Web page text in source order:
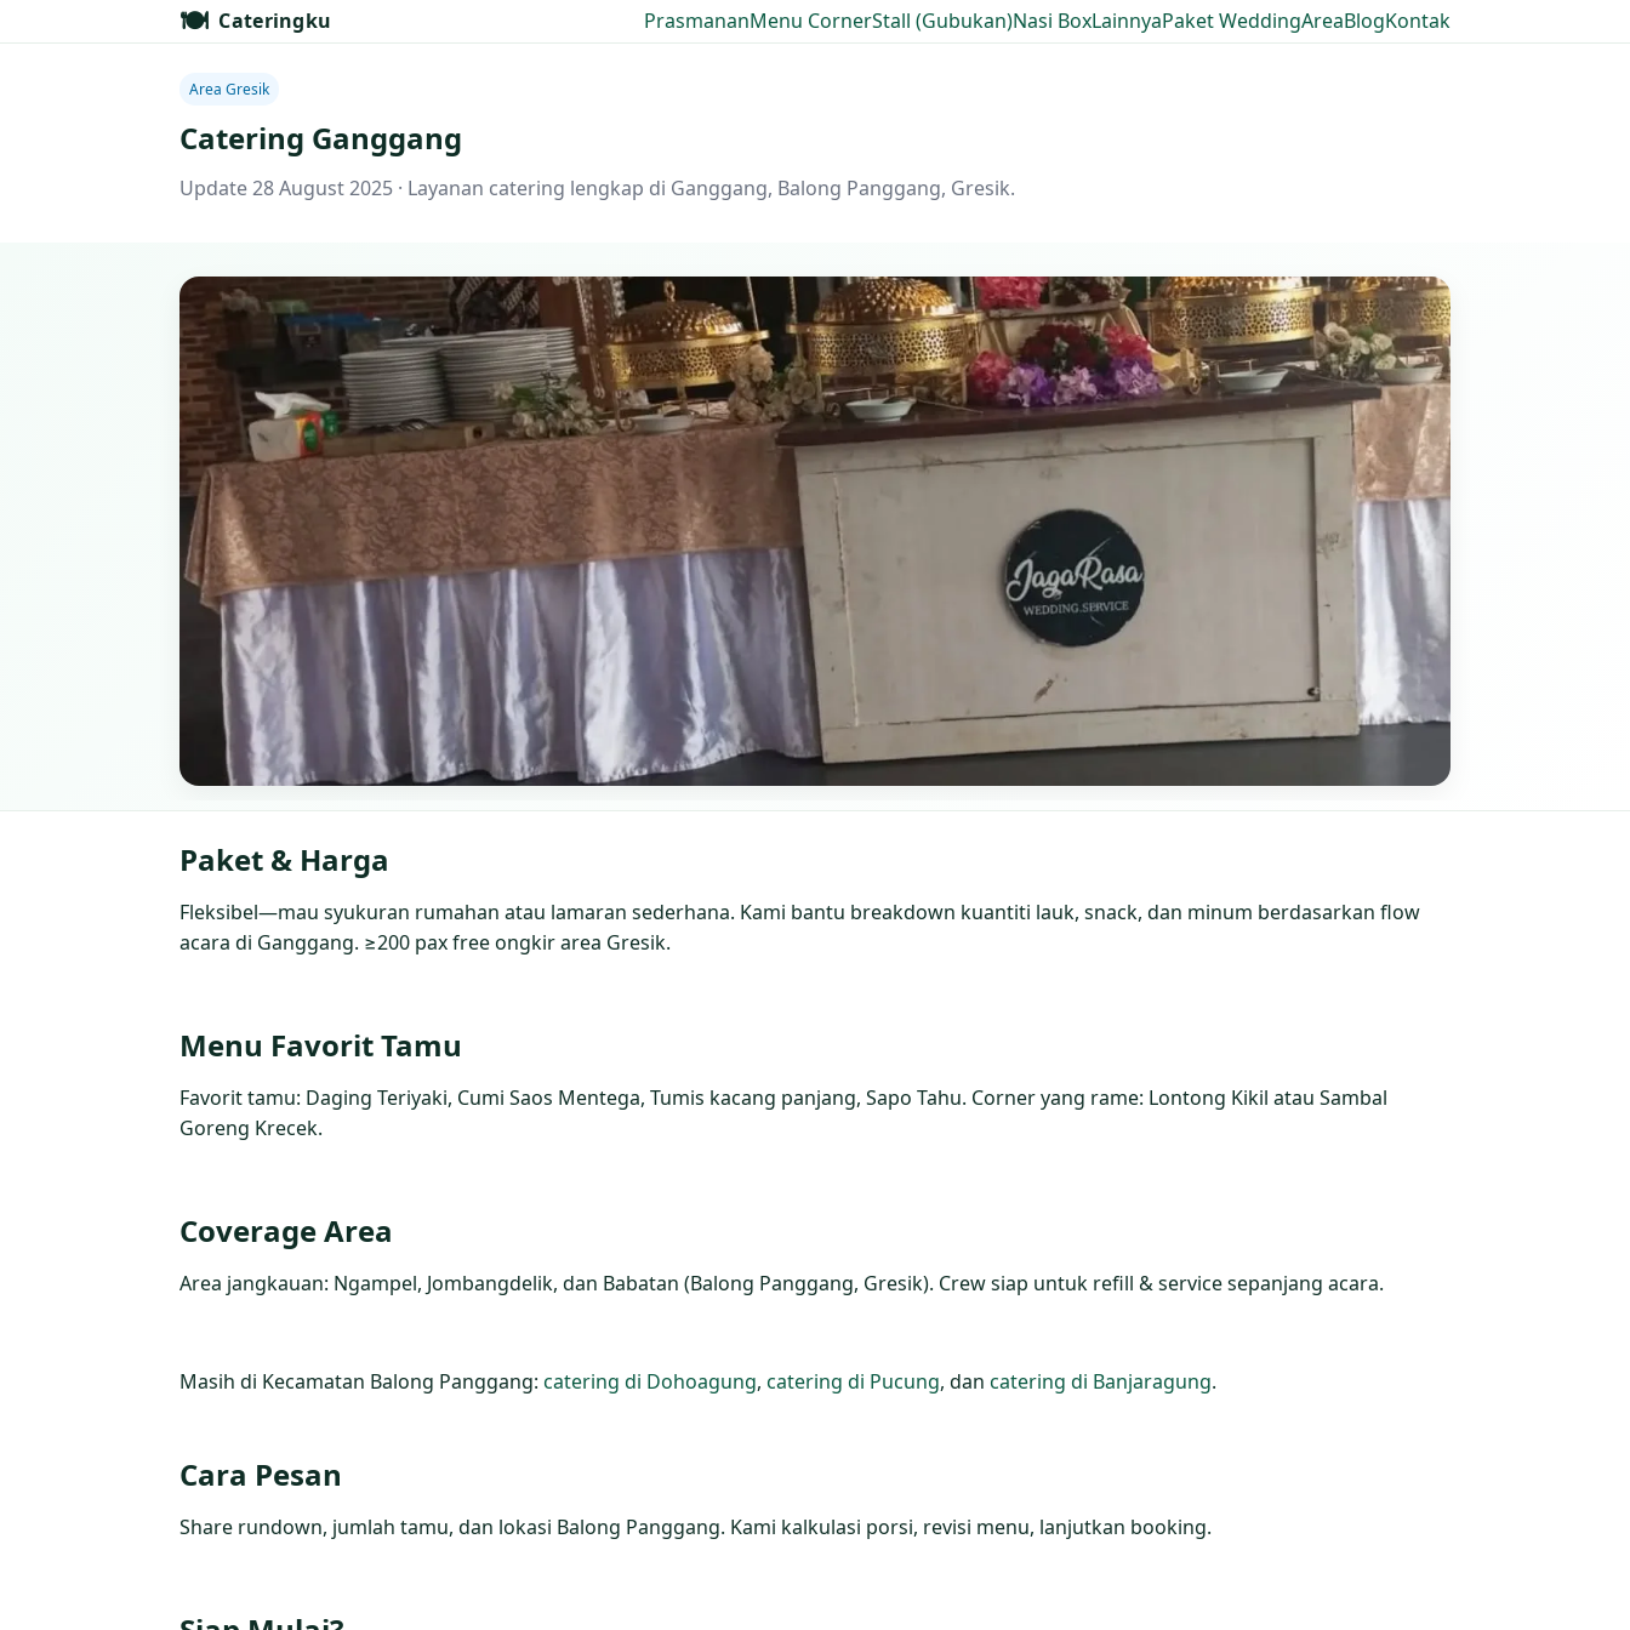
🍽️ Cateringku PrasmananMenu CornerStall (Gubukan)Nasi BoxLainnyaPaket WeddingAreaBlogKontak
Area Gresik
Catering Ganggang
Update 28 August 2025 · Layanan catering lengkap di Ganggang, Balong Panggang, Gresik.
Paket & Harga
Fleksibel—mau syukuran rumahan atau lamaran sederhana. Kami bantu breakdown kuantiti lauk, snack, dan minum berdasarkan flow
acara di Ganggang. ≥200 pax free ongkir area Gresik.
Menu Favorit Tamu
Favorit tamu: Daging Teriyaki, Cumi Saos Mentega, Tumis kacang panjang, Sapo Tahu. Corner yang rame: Lontong Kikil atau Sambal
Goreng Krecek.
Coverage Area
Area jangkauan: Ngampel, Jombangdelik, dan Babatan (Balong Panggang, Gresik). Crew siap untuk refill & service sepanjang acara.
Masih di Kecamatan Balong Panggang: catering di Dohoagung, catering di Pucung, dan catering di Banjaragung.
Cara Pesan
Share rundown, jumlah tamu, dan lokasi Balong Panggang. Kami kalkulasi porsi, revisi menu, lanjutkan booking.